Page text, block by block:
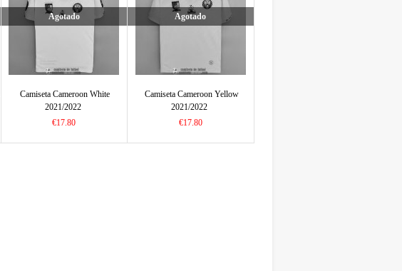
Agotado
Camiseta Cameroon White
2021/2022
€17.80
Agotado
Camiseta Cameroon Yellow
2021/2022
€17.80